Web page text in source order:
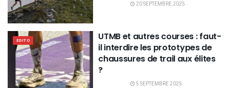
20 SEPTEMBRE 2025
EDITO
UTMB et autres courses : faut-
il interdire les prototypes de
chaussures de trail aux élites
?
5 SEPTEMBRE 2025